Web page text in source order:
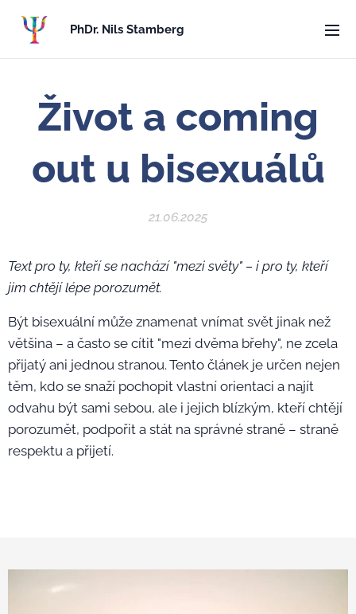
PhDr. Nils Stamberg
Život a coming
out u bisexuálů
21.06.2025
Text pro ty, kteří se nachází "mezi světy" – i pro ty, kteří
jim chtějí lépe porozumět.
Být bisexuální může znamenat vnímat svět jinak než
většina – a často se cítit "mezi dvěma břehy", ne zcela
přijatý ani jednou stranou. Tento článek je určen nejen
těm, kdo se snaží pochopit vlastní orientaci a najít
odvahu být sami sebou, ale i jejich blízkým, kteří chtějí
porozumět, podpořit a stát na správné straně – straně
respektu a přijetí.